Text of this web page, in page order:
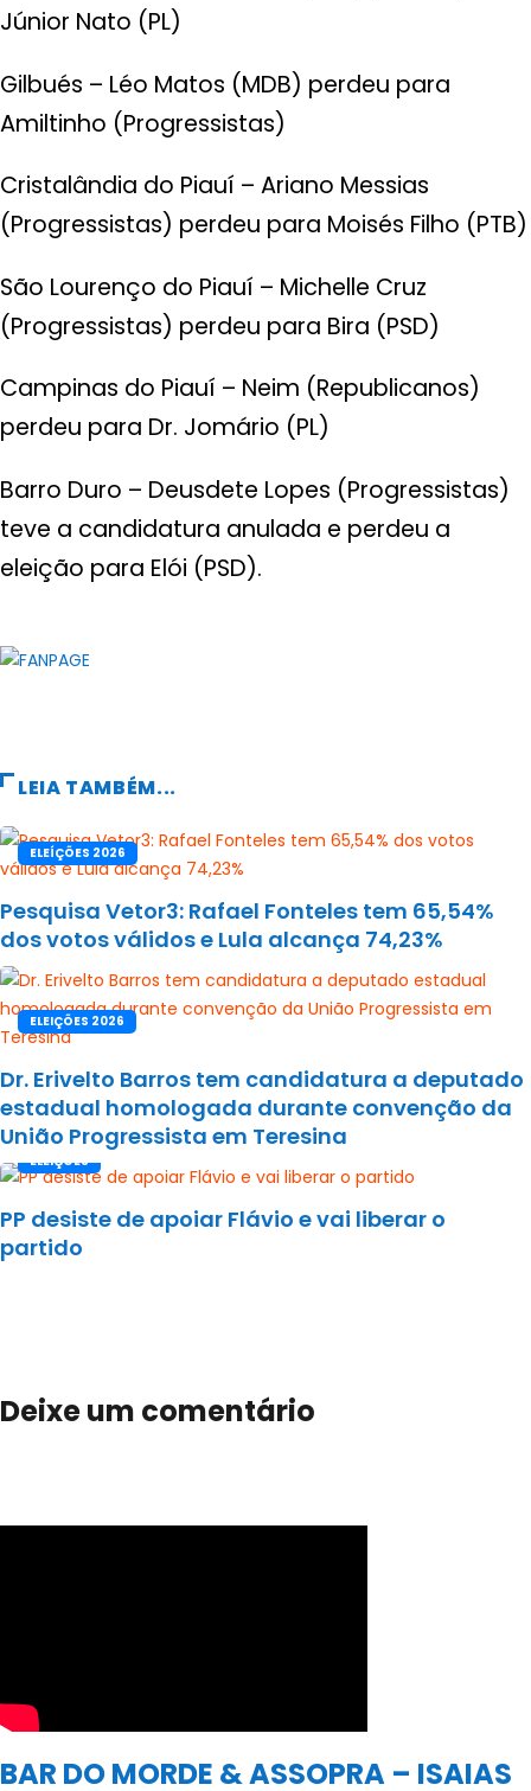
Júnior Nato (PL)
Gilbués – Léo Matos (MDB) perdeu para
Amiltinho (Progressistas)
Cristalândia do Piauí – Ariano Messias
(Progressistas) perdeu para Moisés Filho (PTB)
São Lourenço do Piauí – Michelle Cruz
(Progressistas) perdeu para Bira (PSD)
Campinas do Piauí – Neim (Republicanos)
perdeu para Dr. Jomário (PL)
Barro Duro – Deusdete Lopes (Progressistas)
teve a candidatura anulada e perdeu a
eleição para Elói (PSD).
LEIA TAMBÉM...
ELEÍÇÕES 2026
Pesquisa Vetor3: Rafael Fonteles tem 65,54%
dos votos válidos e Lula alcança 74,23%
ELEIÇÕES 2026
Dr. Erivelto Barros tem candidatura a deputado
estadual homologada durante convenção da
União Progressista em Teresina
ELEIÇÕES
PP desiste de apoiar Flávio e vai liberar o
partido
Deixe um comentário
BAR DO MORDE & ASSOPRA – ISAIAS